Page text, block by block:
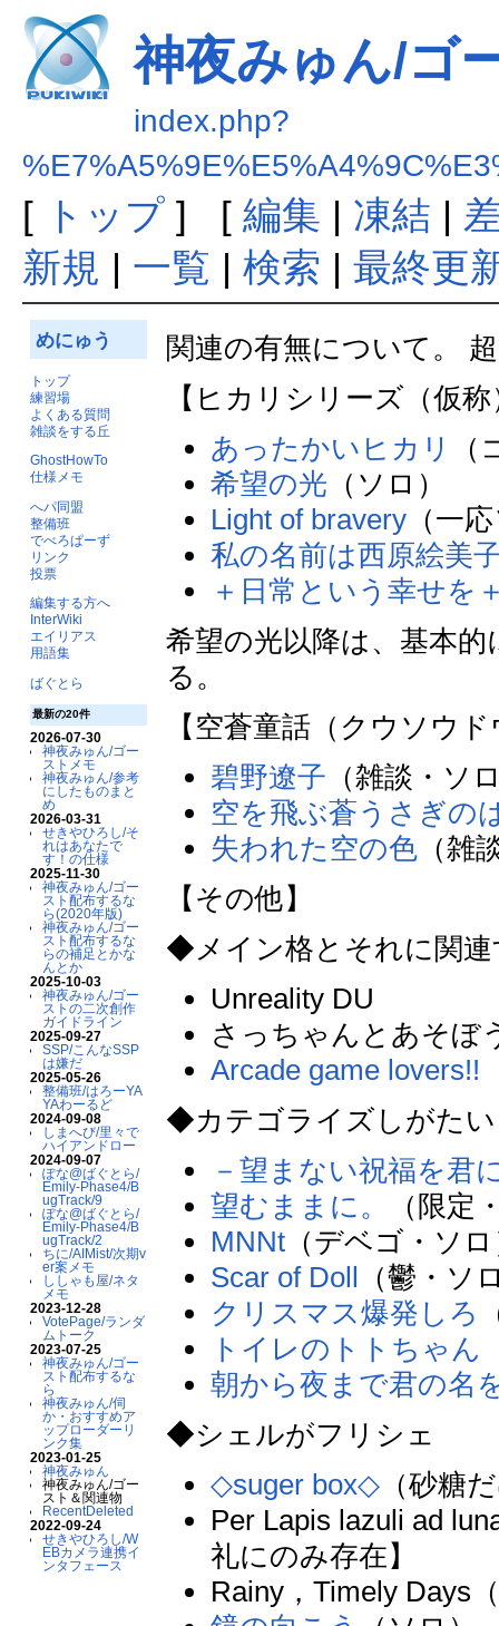
神夜みゅん/ゴ
index.php?
[ トップ] [ 編集 | 凍結 |
新規 | 一覧 | 検索 | 最終更
めにゅう
トップ
練習場
よくある質問
雑談をする丘
GhostHowTo
仕様メモ
へパ同盟
整備班
でべろぱーず
リンク
投票
編集する方へ
InterWiki
エイリアス
用語集
ばぐとら
最新の20件
2026-07-30
神夜みゅん/ゴー
ストメモ
神夜みゅん/参考
にしたものまと
め
2026-03-31
せきやひろし/そ
れはあなたで
す！の仕様
2025-11-30
神夜みゅん/ゴー
スト配布するな
ら(2020年版)
神夜みゅん/ゴー
スト配布するな
らの補足とかな
んとか
2025-10-03
神夜みゅん/ゴー
ストの二次創作
ガイドライン
2025-09-27
SSP/こんなSSP
は嫌だ
2025-05-26
整備班/はろーYA
YAわーるど
2024-09-08
しまへび/里々で
ハイアンドロー
2024-09-07
ぽな@ばぐとら/
Emily-Phase4/B
ugTrack/9
ぽな@ばぐとら/
Emily-Phase4/B
ugTrack/2
ちに/AIMist/次期v
er案メモ
ししゃも屋/ネタ
メモ
2023-12-28
VotePage/ランダ
ムトーク
2023-07-25
神夜みゅん/ゴー
スト配布するな
ら
神夜みゅん/伺
か・おすすめア
ップローダーリ
ンク集
2023-01-25
神夜みゅん
神夜みゅん/ゴー
スト＆関連物
RecentDeleted
2022-09-24
せきやひろし/W
EBカメラ連携イ
ンタフェース
関連の有無について。
【ヒカリシリーズ（仮
あったかいヒカリ
希望の光 （ソロ）
Light of bravery （一
私の名前は西原絵美
＋日常という幸せを
希望の光以降は、基本
る。
【空蒼童話（クウソウ
碧野遼子 （雑談・ソ
空を飛ぶ蒼うさぎの
失われた空の色 （雑
【その他】
◆メイン格とそれに関連
Unreality DU
さっちゃんとあそぼ
Arcade game lovers!!
◆カテゴライズしがたい
－望まない祝福を君
望むままに。
（限定
MNNt （デベゴ・ソ
Scar of Doll （鬱・ソ
クリスマス爆発しろ
トイレのトトちゃん
朝から夜まで君の名
◆シェルがフリシェ
◇suger box◇ （砂糖
Per Lapis lazuli ad
礼にのみ存在】
Rainy，Timely Days